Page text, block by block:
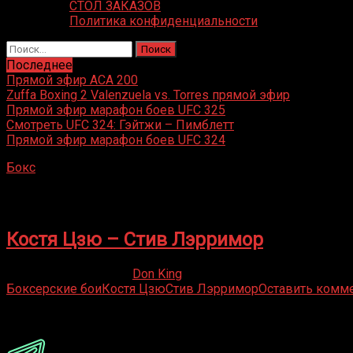
СТОЛ ЗАКАЗОВ
Политика конфиденциальности
Найти:
Последнее
Прямой эфир ACA 200
Zuffa Boxing 2 Valenzuela vs. Torres прямой эфир
Прямой эфир марафон боев UFC 325
Смотреть UFC 324: Гэйтжи – Пимблетт
Прямой эфир марафон боев UFC 324
Бокс
Костя Цзю – Стив Лэрримор
Don King
Боксерские боиКостя ЦзюСтив ЛэрриморОставить